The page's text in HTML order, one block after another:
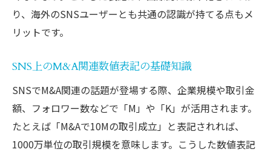
り、海外のSNSユーザーとも共通の認識が持てる点もメ
リットです。
SNS上のM&A関連数値表記の基礎知識
SNSでM&A関連の話題が登場する際、企業規模や取引金
額、フォロワー数などで「M」や「K」が活用されます。
たとえば「M&Aで10Mの取引成立」と表記されれば、
1000万単位の取引規模を意味します。こうした数値表記